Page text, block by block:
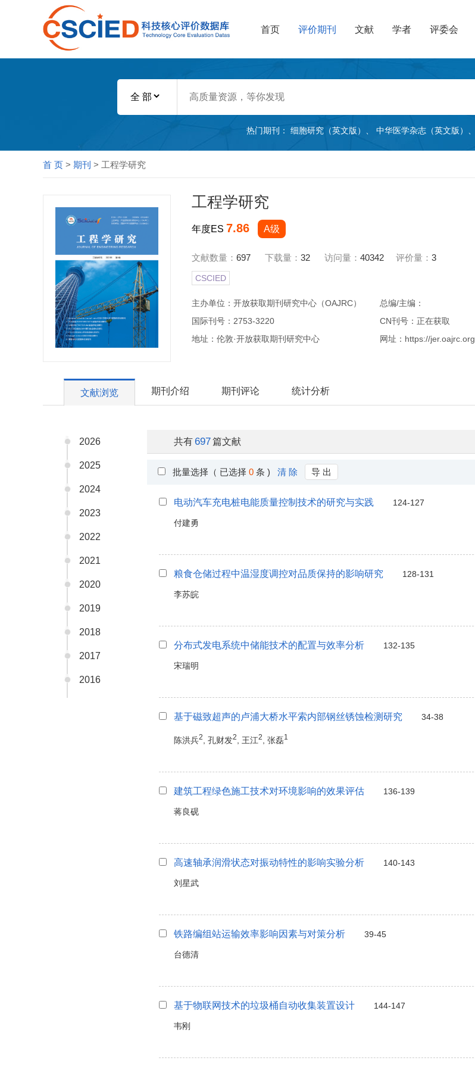
首页 评价期刊 文献 学者 评委会
热门期刊： 细胞研究（英文版） 中华医学杂志（英文版）
首 页 > 期刊 > 工程学研究
工程学研究
年度ES 7.86 A级
文献数量： 697 下载量： 32 访问量： 40342 评价量： 3
CSCIED
主办单位：开放获取期刊研究中心（OAJRC） 总编/主编：
国际刊号：2753-3220
CN刊号：正在获取
地址：伦敦·开放获取期刊研究中心
网址：https://jer.oajrc.org
文献浏览 期刊介绍 期刊评论 统计分析
2026
2025
2024
2023
2022
2021
2020
2019
2018
2017
2016
共有697篇文献
批量选择（ 已选择 0 条 ) 清 除 导 出
电动汽车充电桩电能质量控制技术的研究与实践 124-127
付建勇
粮食仓储过程中温湿度调控对品质保持的影响研究 128-131
李苏皖
分布式发电系统中储能技术的配置与效率分析 132-135
宋瑞明
基于磁致超声的卢浦大桥水平索内部钢丝锈蚀检测研究 34-38
陈洪兵2 , 孔财发2 , 王江2 , 张磊1
建筑工程绿色施工技术对环境影响的效果评估 136-139
蒋良砚
高速轴承润滑状态对振动特性的影响实验分析 140-143
刘星武
铁路编组站运输效率影响因素与对策分析 39-45
台德清
基于物联网技术的垃圾桶自动收集装置设计 144-147
韦刚